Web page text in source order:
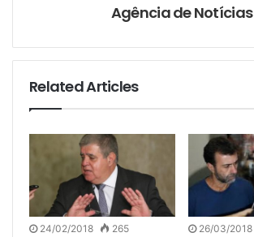
Agência de Notícias
Related Articles
24/02/2018 265 26/03/2018